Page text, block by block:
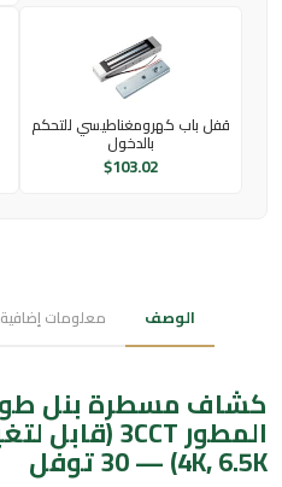
قفل باب كهرومغناطيسي للتحكم
بالدخول
$103.02
الوصف معلومات إضافية
4K, 6.5K) — 30 توفل